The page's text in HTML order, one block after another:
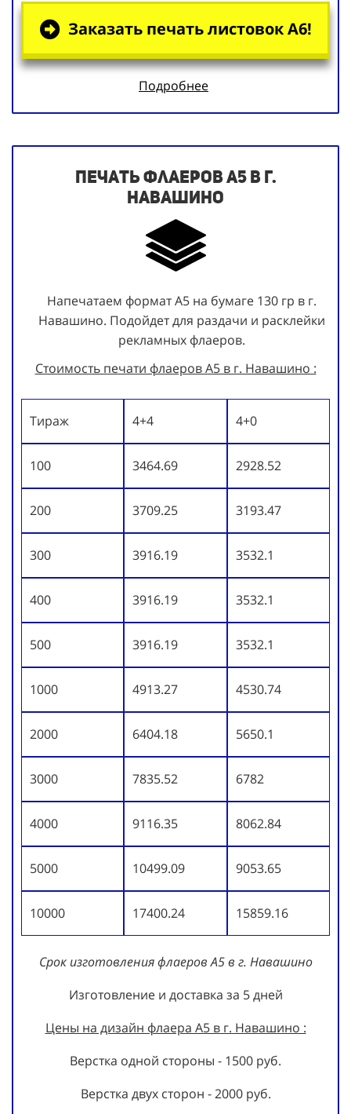
Заказать печать листовок А6!
Подробнее
Печать флаеров А5 в г.
Навашино
Напечатаем формат А5 на бумаге 130 гр в г.
Навашино. Подойдет для раздачи и расклейки
рекламных флаеров.
Стоимость печати флаеров А5 в г. Навашино :
Тираж 4+4 4+0
100 3464.69 2928.52
200 3709.25 3193.47
300 3916.19 3532.1
400 3916.19 3532.1
500 3916.19 3532.1
1000 4913.27 4530.74
2000 6404.18 5650.1
3000 7835.52 6782
4000 9116.35 8062.84
5000 10499.09 9053.65
10000 17400.24 15859.16
Срок изготовления флаеров А5 в г. Навашино
Изготовление и доставка за 5 дней
Цены на дизайн флаера А5 в г. Навашино :
Верстка одной стороны - 1500 руб.
Верстка двух сторон - 2000 руб.